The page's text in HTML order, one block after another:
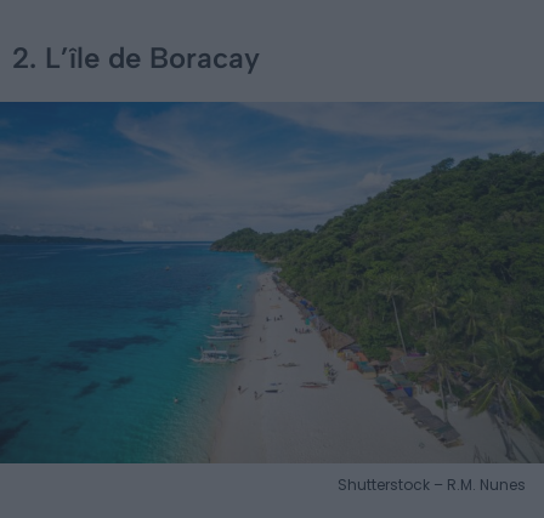
2. L’île de Boracay
Shutterstock – R.M. Nunes